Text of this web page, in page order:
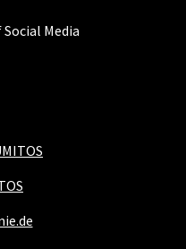
Media